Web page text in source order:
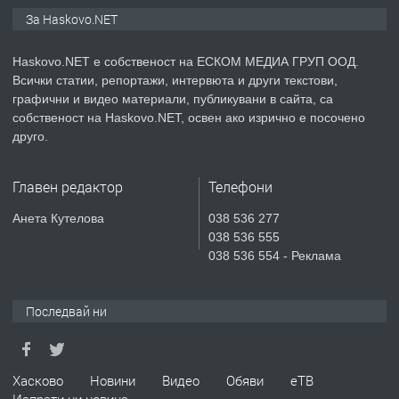
преди 5 дни
ПРЕДЛАГА СГЛОБЯВАНЕ НА МЕБЕЛИ.
№4119 Едностаен обзаведен
За Haskovo.NET
Haskovo.NET е собственост на ЕСКОМ МЕДИА ГРУП ООД.
Всички статии, репортажи, интервюта и други текстови,
графични и видео материали, публикувани в сайта, са
собственост на Haskovo.NET, освен ако изрично е посочено
друго.
Главен редактор
Анета Кутелова
Телефони
038 536 277
038 536 555
038 536 554 - Реклама
Последвай ни
Хасково Новини Видео Обяви
еТВ